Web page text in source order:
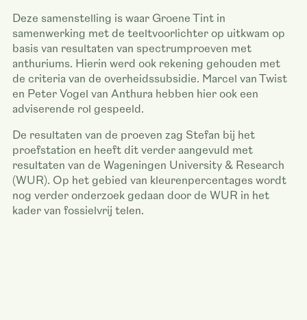
Deze samenstelling is waar Groene Tint in
samenwerking met de teeltvoorlichter op uitkwam op
basis van resultaten van spectrumproeven met
anthuriums. Hierin werd ook rekening gehouden met
de criteria van de overheidssubsidie. Marcel van Twist
en Peter Vogel van Anthura hebben hier ook een
adviserende rol gespeeld.
De resultaten van de proeven zag Stefan bij het
proefstation en heeft dit verder aangevuld met
resultaten van de Wageningen University & Research
(WUR). Op het gebied van kleurenpercentages wordt
nog verder onderzoek gedaan door de WUR in het
kader van fossielvrij telen.